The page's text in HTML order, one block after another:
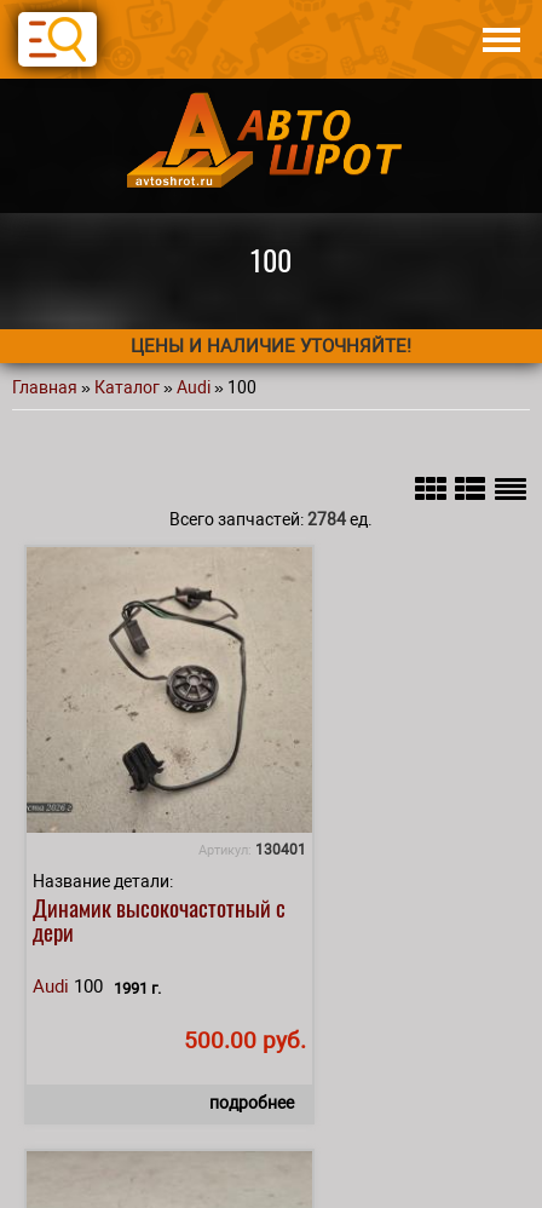
Перейти к основному содержанию
Авто по запчастям
Статьи
100
ЦЕНЫ И НАЛИЧИЕ УТОЧНЯЙТЕ!
Вы здесь
Главная » Каталог»Audi» 100
Всего запчастей:2784ед.
Артикул: 130401
Название детали:
Динамик высокочастотный с
дери
Audi 100 1991 г.
500.00 руб.
подробнее